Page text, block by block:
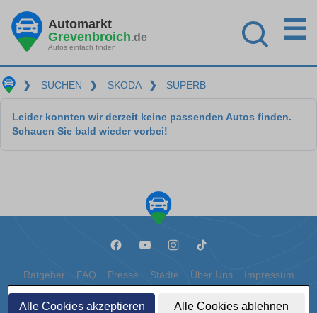
Alle Cookies akzeptieren Alle Cookies ablehnen
Automarkt
Grevenbroich.de
Autos einfach finden
☰
❯ SUCHEN ❯ SKODA ❯ SUPERB
Leider konnten wir derzeit keine passenden Autos finden.
Schauen Sie bald wieder vorbei!
Ratgeber FAQ Presse Städte Über Uns Impressum
Datenschutz Cookies